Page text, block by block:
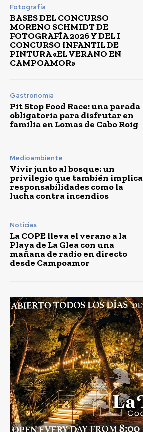
Fotografía
BASES DEL CONCURSO
MORENO SCHMIDT DE
FOTOGRAFÍA 2026 Y DEL I
CONCURSO INFANTIL DE
PINTURA «EL VERANO EN
CAMPOAMOR»
Gastronomía
Pit Stop Food Race: una parada
obligatoria para disfrutar en
familia en Lomas de Cabo Roig
Medioambiente
Vivir junto al bosque: un
privilegio que también implica
responsabilidades como la
lucha contra incendios
Noticias
La COPE lleva el verano a la
Playa de La Glea con una
mañana de radio en directo
desde Campoamor